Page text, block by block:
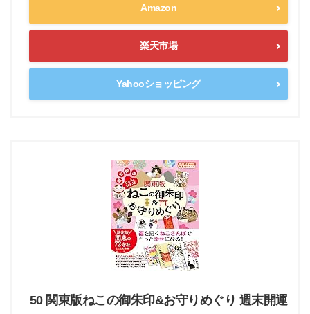
Amazon
楽天市場
Yahooショッピング
50 関東版ねこの御朱印&お守りめぐり 週末開運